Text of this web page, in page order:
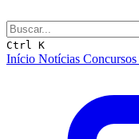
Ctrl K
Início Notícias Concursos